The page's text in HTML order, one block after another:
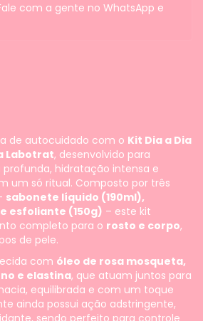
com a gente no WhatsApp e
de autocuidado com o Kit Dia a Dia
Labotrat, desenvolvido para
hidratação intensa e
um só ritual. Composto por três
sabonete líquido (190ml),
esfoliante (150g) – este kit
completo para o rosto e corpo,
de pele.
com óleo de rosa mosqueta,
e elastina, que atuam juntos para
equilibrada e com um toque
ainda possui ação adstringente,
sendo perfeito para controle